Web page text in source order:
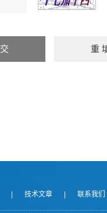
| 技术文章 | 联系我们